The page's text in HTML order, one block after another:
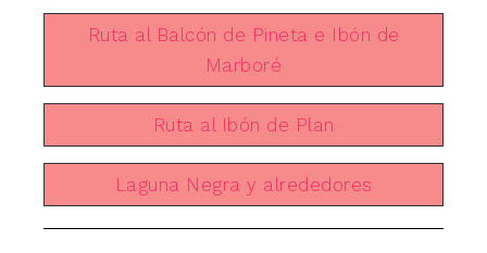
Ruta al Balcón de Pineta e Ibón de
Marboré
Ruta al Ibón de Plan
Laguna Negra y alrededores